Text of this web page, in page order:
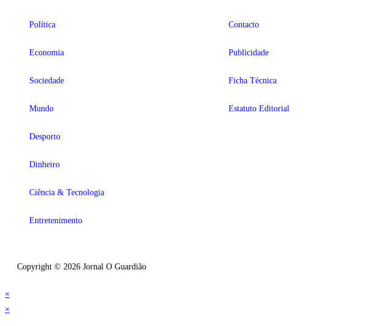
Política
Economia
Sociedade
Mundo
Desporto
Dinheiro
Ciência & Tecnologia
Entretenimento
Contacto
Publicidade
Ficha Técnica
Estatuto Editorial
Copyright © 2026 Jornal O Guardião
×
×